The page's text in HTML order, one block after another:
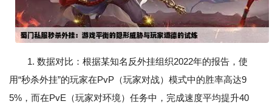
1. 数据对比：根据某知名反外挂组织2022年的报告，使
用“秒杀外挂”的玩家在PvP（玩家对战）模式中的胜率高达9
5%，而在PvE（玩家对环境）任务中，完成速度平均提升40